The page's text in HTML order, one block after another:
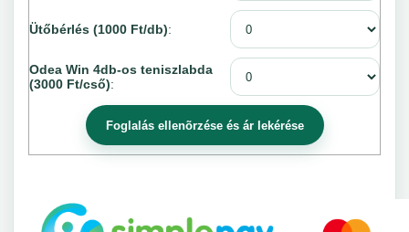
Ütőbérlés (1000 Ft/db):
Odea Win 4db-os teniszlabda
(3000 Ft/cső):